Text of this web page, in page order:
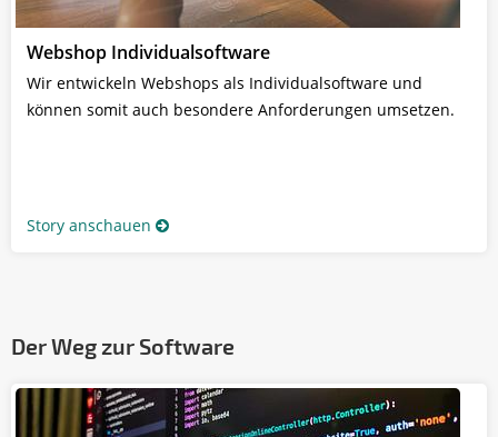
Webshop Individualsoftware
Wir entwickeln Webshops als Individualsoftware und
können somit auch besondere Anforderungen umsetzen.
Story anschauen
Der Weg zur Software